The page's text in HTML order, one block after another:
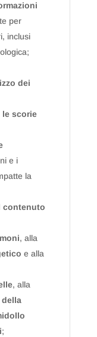
per
inclusi
dei
le scorie
e i
la
contenuto
, alla
e alla
, alla
della
;